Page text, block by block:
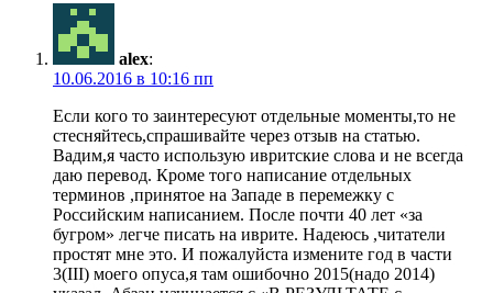
alex:
10.06.2016 в 10:16 пп
Если кого то заинтересуют отдельные моменты,то не
стесняйтесь,спрашивайте через отзыв на статью.
Вадим,я часто использую ивритские слова и не всегда
даю перевод. Кроме того написание отдельных
терминов ,принятое на Западе в перемежку с
Российским написанием. После почти 40 лет «за
бугром» легче писать на иврите. Надеюсь ,читатели
простят мне это. И пожалуйста измените год в части
3(III) моего опуса,я там ошибочно 2015(надо 2014)